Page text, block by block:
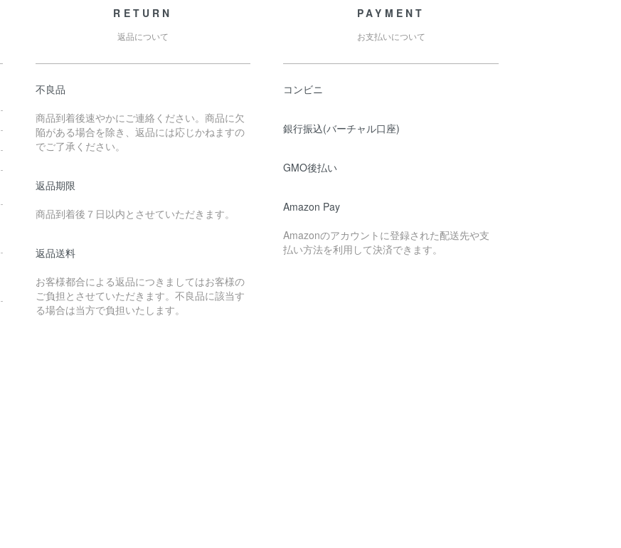
RETURN
返品について
不良品
商品到着後速やかにご連絡ください。商品に欠
陥がある場合を除き、返品には応じかねますの
でご了承ください。
返品期限
商品到着後７日以内とさせていただきます。
返品送料
お客様都合による返品につきましてはお客様の
ご負担とさせていただきます。不良品に該当す
る場合は当方で負担いたします。
PAYMENT
お支払いについて
コンビニ
銀行振込(バーチャル口座)
GMO後払い
Amazon Pay
Amazonのアカウントに登録された配送先や支
払い方法を利用して決済できます。